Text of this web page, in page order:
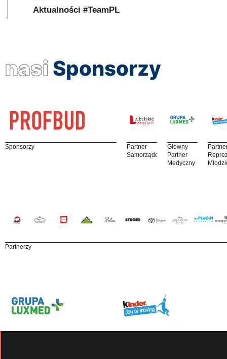
Aktualności #TeamPL
nasi Sponsorzy
Sponsorzy
Partner
Samorządowy
Główny
Partner
Medyczny
Partnerzy